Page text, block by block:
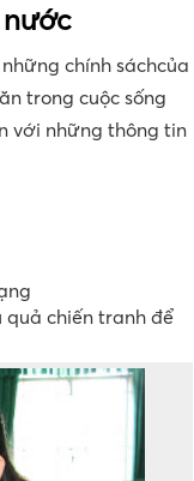
chính sáchcủa
trong cuộc sống
với những thông tin
chiến tranh để